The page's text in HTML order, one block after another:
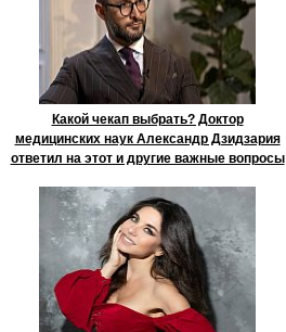
Какой чекап выбрать? Доктор
медицинских наук Александр Дзидзария
ответил на этот и другие важные вопросы